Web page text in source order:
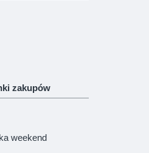
zakupów
weekend